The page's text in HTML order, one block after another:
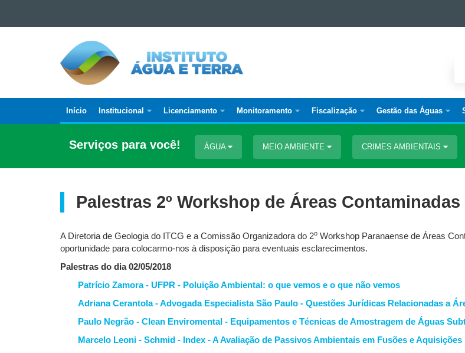
Ir para a navegação
Ir para a busca
INSTITUTO
ÁGUA
E
TERRA
Navegação
principal
Início Institucional Licenciamento Monitoramento Fiscalização Gestão das Águas
Serviços para você! ÁGUA MEIO AMBIENTE CRIMES AMBIENTAIS
Palestras 2º Workshop de Áreas Contaminadas
A Diretoria de Geologia do ITCG e a Comissão Organizadora do 2o Workshop Paranaense de Áreas
oportunidade para colocarmo-nos à disposição para eventuais esclarecimentos.
Palestras do dia 02/05/2018
Patrício Zamora - UFPR - Poluição Ambiental: o que vemos e o que não vemos
Adriana Cerantola - Advogada Especialista São Paulo - Questões Jurídicas Relacionadas a
Paulo Negrão - Clean Enviromental - Equipamentos e Técnicas de Amostragem de Águas
Marcelo Leoni - Schmid - Index - A Avaliação de Passivos Ambientais em Fusões e